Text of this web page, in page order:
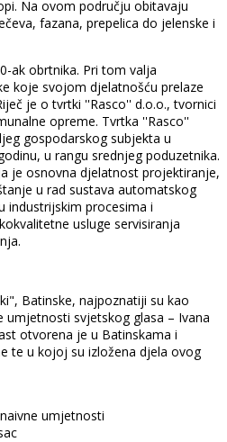
Na ovom području obitavaju
fazana, prepelica do jelenske i
ak obrtnika. Pri tom valja
koje svojom djelatnošću prelaze
je o tvrtki ''Rasco'' d.o.o., tvornici
opreme. Tvrtka ''Rasco''
gospodarskog subjekta u
u rangu srednjeg poduzetnika.
je osnovna djelatnost projektiranje,
u rad sustava automatskog
industrijskim procesima i
usluge servisiranja
Batinske, najpoznatiji su kao
svjetskog glasa – Ivana
otvorena je u Batinskama i
te u kojoj su izložena djela ovog
umjetnosti